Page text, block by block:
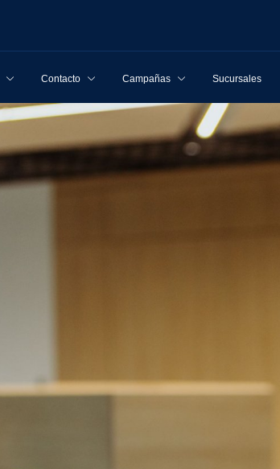
Contacto Campañas Sucursales